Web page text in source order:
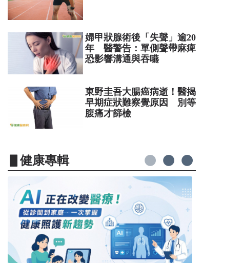
婦甲狀腺術後「失聲」逾20
年 醫警告：單側聲帶麻痺
恐影響溝通與吞嚥
東野圭吾大腸癌病逝！醫揭
早期症狀難察覺原因 別等
腹痛才篩檢
▋健康專輯